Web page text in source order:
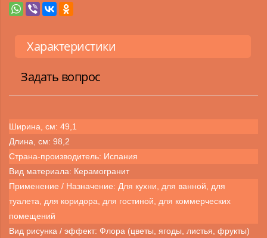
Характеристики
Задать вопрос
Ширина, см: 49,1
Длина, см: 98,2
Страна-производитель: Испания
Вид материала: Керамогранит
Применение / Назначение: Для кухни, для ванной, для
туалета, для коридора, для гостиной, для коммерческих
помещений
Вид рисунка / эффект: Флора (цветы, ягоды, листья, фрукты)